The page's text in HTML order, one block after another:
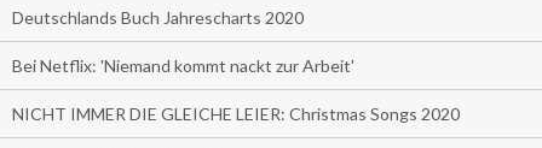
Deutschlands Buch Jahrescharts 2020
Bei Netflix: 'Niemand kommt nackt zur Arbeit'
NICHT IMMER DIE GLEICHE LEIER: Christmas Songs 2020